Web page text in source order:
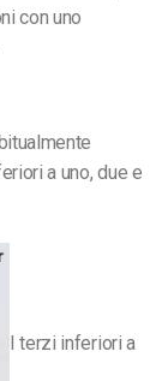
con uno
a uno, due e
I terzi inferiori a